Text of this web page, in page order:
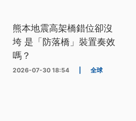
熊本地震高架橋錯位卻沒
垮 是「防落橋」裝置奏效
嗎？
2026-07-30 18:54 全球